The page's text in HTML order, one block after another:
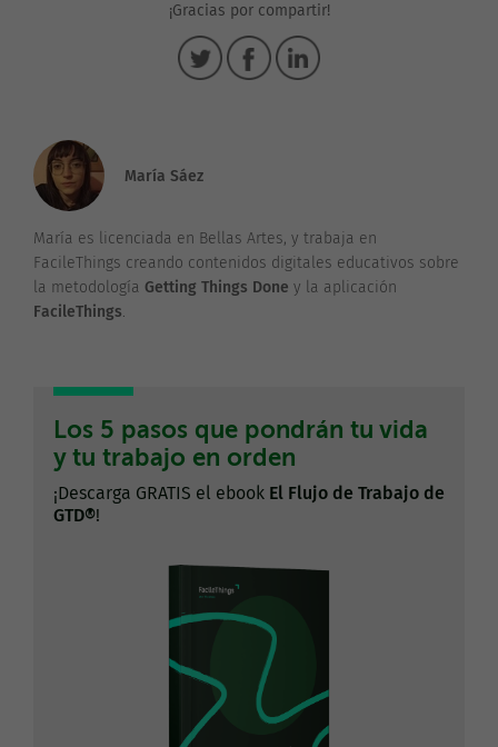
¡Gracias por compartir!
María Sáez
María es licenciada en Bellas Artes, y trabaja en
FacileThings creando contenidos digitales educativos sobre
la metodología Getting Things Done y la aplicación
FacileThings.
Los 5 pasos que pondrán tu vida
y tu trabajo en orden
¡Descarga GRATIS el ebook El Flujo de Trabajo de
GTD®!